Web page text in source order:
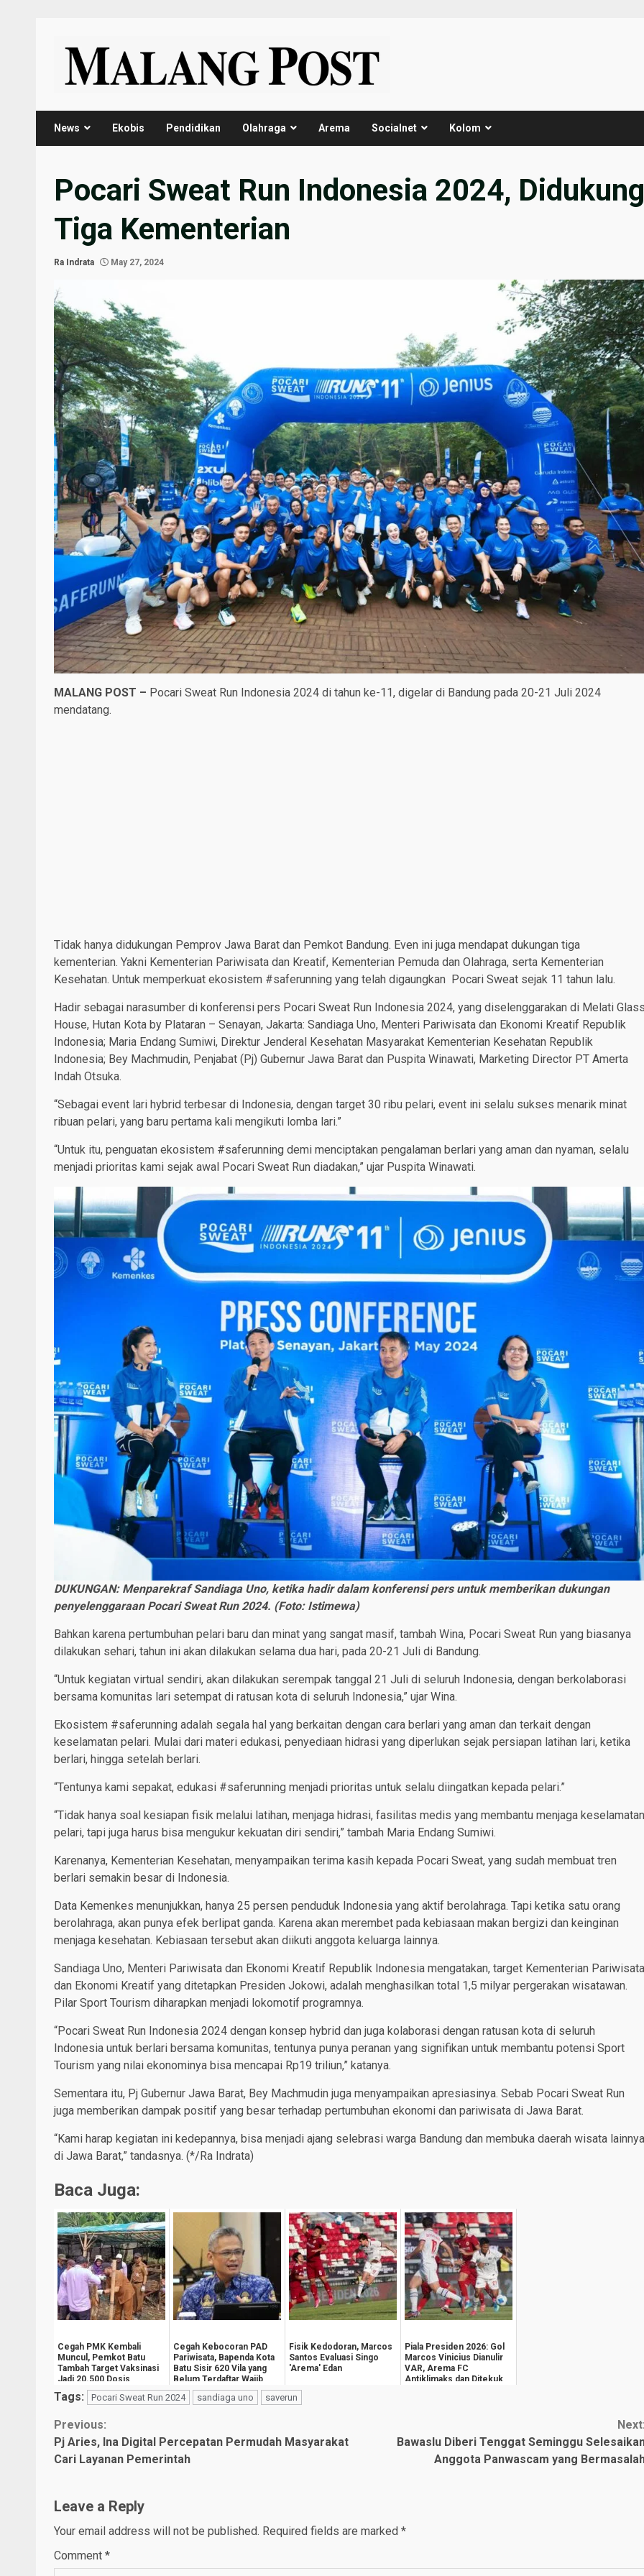
content
News Ekobis Pendidikan Olahraga Arema Socialnet Kolom
Pocari Sweat Run Indonesia 2024, Didukung
Tiga Kementerian
Ra Indrata May 27, 2024
MALANG POST – Pocari Sweat Run Indonesia 2024 di tahun ke-11, digelar di Bandung pada 20-21 Juli 2024
mendatang.
Tidak hanya didukungan Pemprov Jawa Barat dan Pemkot Bandung. Even ini juga mendapat dukungan tiga
kementerian. Yakni Kementerian Pariwisata dan Kreatif, Kementerian Pemuda dan Olahraga, serta Kementerian
Kesehatan. Untuk memperkuat ekosistem #saferunning yang telah digaungkan Pocari Sweat sejak 11 tahun lalu.
Hadir sebagai narasumber di konferensi pers Pocari Sweat Run Indonesia 2024, yang diselenggarakan di Melati
House, Hutan Kota by Plataran – Senayan, Jakarta: Sandiaga Uno, Menteri Pariwisata dan Ekonomi Kreatif Republik
Indonesia; Maria Endang Sumiwi, Direktur Jenderal Kesehatan Masyarakat Kementerian Kesehatan Republik
Indonesia; Bey Machmudin, Penjabat (Pj) Gubernur Jawa Barat dan Puspita Winawati, Marketing Director PT Amerta
Indah Otsuka.
“Sebagai event lari hybrid terbesar di Indonesia, dengan target 30 ribu pelari, event ini selalu sukses menarik minat
ribuan pelari, yang baru pertama kali mengikuti lomba lari.”
“Untuk itu, penguatan ekosistem #saferunning demi menciptakan pengalaman berlari yang aman dan nyaman, selalu
menjadi prioritas kami sejak awal Pocari Sweat Run diadakan,” ujar Puspita Winawati.
DUKUNGAN: Menparekraf Sandiaga Uno, ketika hadir dalam konferensi pers untuk memberikan dukungan
penyelenggaraan Pocari Sweat Run 2024. (Foto: Istimewa)
Bahkan karena pertumbuhan pelari baru dan minat yang sangat masif, tambah Wina, Pocari Sweat Run yang biasanya
dilakukan sehari, tahun ini akan dilakukan selama dua hari, pada 20-21 Juli di Bandung.
“Untuk kegiatan virtual sendiri, akan dilakukan serempak tanggal 21 Juli di seluruh Indonesia, dengan berkolaborasi
bersama komunitas lari setempat di ratusan kota di seluruh Indonesia,” ujar Wina.
Ekosistem #saferunning adalah segala hal yang berkaitan dengan cara berlari yang aman dan terkait dengan
keselamatan pelari. Mulai dari materi edukasi, penyediaan hidrasi yang diperlukan sejak persiapan latihan lari, ketika
berlari, hingga setelah berlari.
“Tentunya kami sepakat, edukasi #saferunning menjadi prioritas untuk selalu diingatkan kepada pelari.”
“Tidak hanya soal kesiapan fisik melalui latihan, menjaga hidrasi, fasilitas medis yang membantu menjaga keselamatan
pelari, tapi juga harus bisa mengukur kekuatan diri sendiri,” tambah Maria Endang Sumiwi.
Karenanya, Kementerian Kesehatan, menyampaikan terima kasih kepada Pocari Sweat, yang sudah membuat tren
berlari semakin besar di Indonesia.
Data Kemenkes menunjukkan, hanya 25 persen penduduk Indonesia yang aktif berolahraga. Tapi ketika satu orang
berolahraga, akan punya efek berlipat ganda. Karena akan merembet pada kebiasaan makan bergizi dan keinginan
menjaga kesehatan. Kebiasaan tersebut akan diikuti anggota keluarga lainnya.
Sandiaga Uno, Menteri Pariwisata dan Ekonomi Kreatif Republik Indonesia mengatakan, target Kementerian Pariwisata
dan Ekonomi Kreatif yang ditetapkan Presiden Jokowi, adalah menghasilkan total 1,5 milyar pergerakan wisatawan.
Pilar Sport Tourism diharapkan menjadi lokomotif programnya.
“Pocari Sweat Run Indonesia 2024 dengan konsep hybrid dan juga kolaborasi dengan ratusan kota di seluruh
Indonesia untuk berlari bersama komunitas, tentunya punya peranan yang signifikan untuk membantu potensi Sport
Tourism yang nilai ekonominya bisa mencapai Rp19 triliun,” katanya.
Sementara itu, Pj Gubernur Jawa Barat, Bey Machmudin juga menyampaikan apresiasinya. Sebab Pocari Sweat Run
juga memberikan dampak positif yang besar terhadap pertumbuhan ekonomi dan pariwisata di Jawa Barat.
“Kami harap kegiatan ini kedepannya, bisa menjadi ajang selebrasi warga Bandung dan membuka daerah wisata lainnya
di Jawa Barat,” tandasnya. (*/Ra Indrata)
Baca Juga:
Cegah PMK Kembali
Muncul, Pemkot Batu
Tambah Target Vaksinasi
Jadi 20.500 Dosis
Cegah Kebocoran PAD
Pariwisata, Bapenda Kota
Batu Sisir 620 Vila yang
Belum Terdaftar Wajib
Pajak
Fisik Kedodoran, Marcos
Santos Evaluasi Singo
'Arema' Edan
Piala Presiden 2026: Gol
Marcos Vinicius Dianulir
VAR, Arema FC
Antiklimaks dan Ditekuk
Tags: Pocari Sweat Run 2024 sandiaga uno saverun
Continue
Reading
Previous:
Pj Aries, Ina Digital Percepatan Permudah Masyarakat
Cari Layanan Pemerintah
Bawaslu Diberi Tenggat Seminggu
Anggota Panwascam yang
Leave a Reply
Your email address will not be published. Required fields are marked *
Comment *